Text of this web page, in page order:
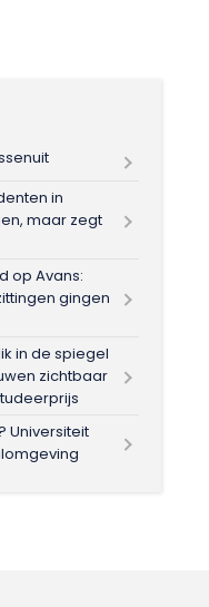
in
maar zegt
op Avans:
gingen
in de spiegel
zichtbaar
Universiteit